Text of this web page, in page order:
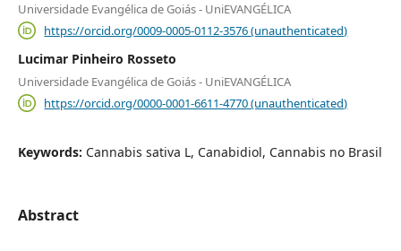
Universidade Evangélica de Goiás - UniEVANGÉLICA
https://orcid.org/0009-0005-0112-3576 (unauthenticated)
Lucimar Pinheiro Rosseto
Universidade Evangélica de Goiás - UniEVANGÉLICA
https://orcid.org/0000-0001-6611-4770 (unauthenticated)
Keywords: Cannabis sativa L, Canabidiol, Cannabis no Brasil
Abstract